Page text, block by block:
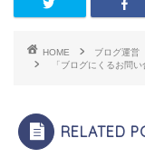
HOME
ブログ運営
「ブログにくるお問
RELATED